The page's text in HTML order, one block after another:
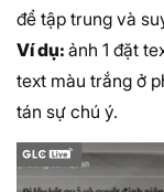
để tập trung và
Ví dụ: ảnh 1 đặt
text màu trắng ở
tán sự chú ý.